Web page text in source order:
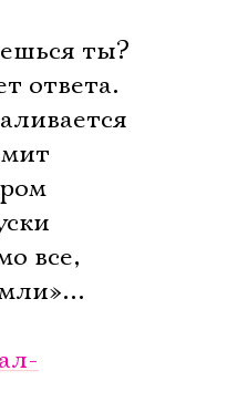
ты?
ответа.
все,